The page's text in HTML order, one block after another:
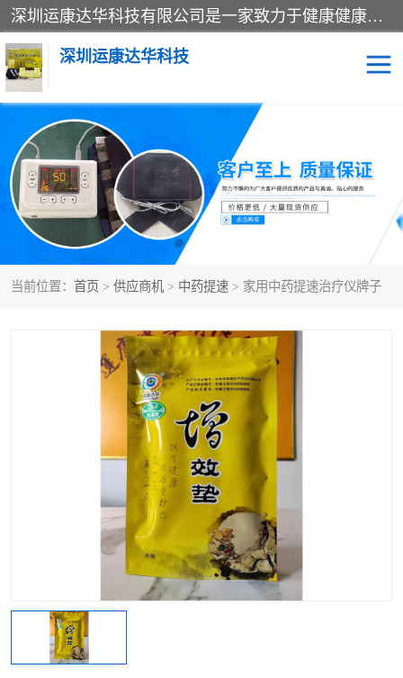
深圳运康达华科技有限公司是一家致力于健康健康产业的现代化企业，已经走过了15个春秋，开创了中医外用发展的新未来，是专业从事中医医疗仪器的研发、生产、销售、服务为一体的子公司，在医疗器械的设计、开发和生产方面率先引进国际先进技术和好的科技人员，先后开发出了场效应治疗仪、多功能治疗仪、颈椎治疗仪、腰椎治疗仪、增效垫等多个系列。
深圳运康达华科技
当前位置： 首页 > 供应商机 > 中药提速 > 家用中药提速治疗仪牌子
多功能治疗仪 中药提速
中低频治疗仪 脉冲治疗仪
**腺治疗仪